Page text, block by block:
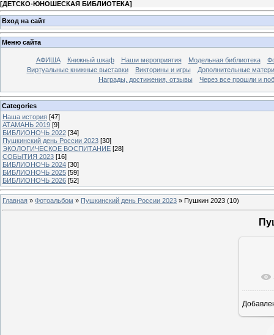
[ДЕТСКО-ЮНОШЕСКАЯ БИБЛИОТЕКА]
Вход на сайт
Меню сайта
АФИША Книжный шкаф Наши мероприятия Модельная библиотека
Виртуальные книжные выставки
Викторины и игры
Дополнительные
Награды, достижения, отзывы
Через все прошли и
Categories
Наша история [47]
АТАМАНЬ 2019 [9]
БИБЛИОНОЧЬ 2022 [34]
Пушкинский день России 2023 [30]
ЭКОЛОГИЧЕСКОЕ ВОСПИТАНИЕ [28]
СОБЫТИЯ 2023 [16]
БИБЛИОНОЧЬ 2024 [30]
БИБЛИОНОЧЬ 2025 [59]
БИБЛИОНОЧЬ 2026 [52]
Главная » Фотоальбом » Пушкинский день России 2023 » Пушкин 2023 (10)